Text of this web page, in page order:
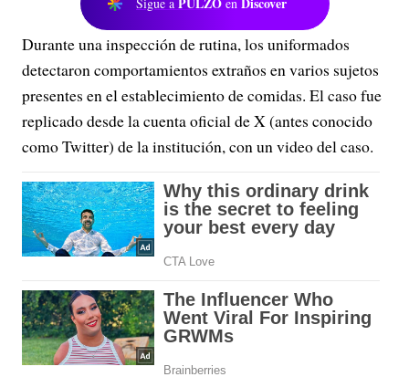
Durante una inspección de rutina, los uniformados
detectaron comportamientos extraños en varios sujetos
presentes en el establecimiento de comidas. El caso fue
replicado desde la cuenta oficial de X (antes conocido
como Twitter) de la institución, con un video del caso.